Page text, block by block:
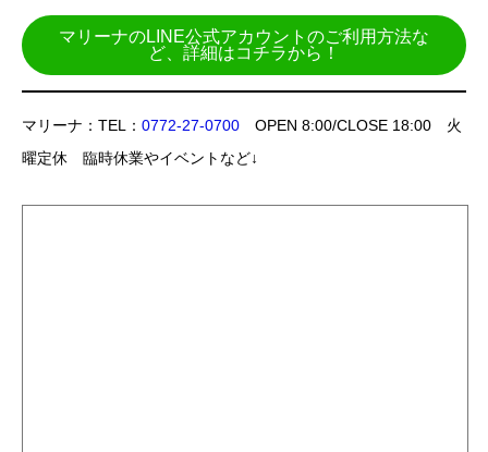
マリーナのLINE公式アカウントのご利用方法な
ど、詳細はコチラから！
マリーナ：TEL： 0772-27-0700 OPEN 8:00/CLOSE 18:00 火
曜定休 臨時休業やイベントなど↓